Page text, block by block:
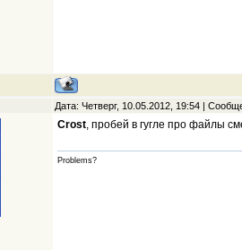
Дата: Четверг, 10.05.2012, 19:54 |
Crost, пробей в гугле про файлы
Problems?